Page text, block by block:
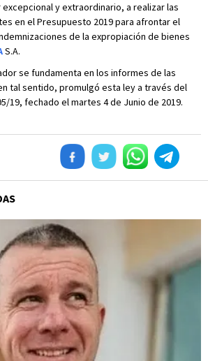
y extraordinario, a realizar las
en el Presupuesto 2019 para afrontar el
de la expropiación de bienes
S.A.
se fundamenta en los informes de las
tal sentido, promulgó esta ley a través del
19, fechado el martes 4 de Junio de 2019.